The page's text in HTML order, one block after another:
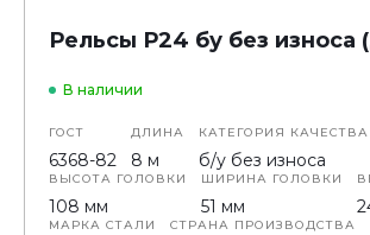
Рельсы Р24 бу без износа
В наличии
ГОСТ
6368-82
ДЛИНА
8 м
КАТЕГОРИЯ КАЧЕСТВА
б/у без износа
ВЫСОТА ГОЛОВКИ
108 мм
ШИРИНА ГОЛОВКИ
51 мм
МАРКА СТАЛИ СТРАНА ПРОИЗВОДСТВА